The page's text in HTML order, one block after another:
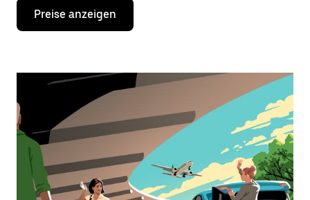
Drücke
Nach-
Kalender
zu
interagieren
und
ein
Datum
auszuwählen.
Drücke
Preise anzeigen